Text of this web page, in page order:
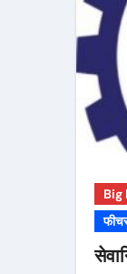
Big